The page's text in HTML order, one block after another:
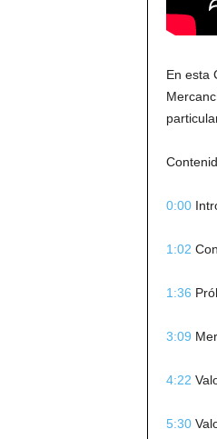
En esta
0:00
1:02
1:36
3:09
4:22
5:30